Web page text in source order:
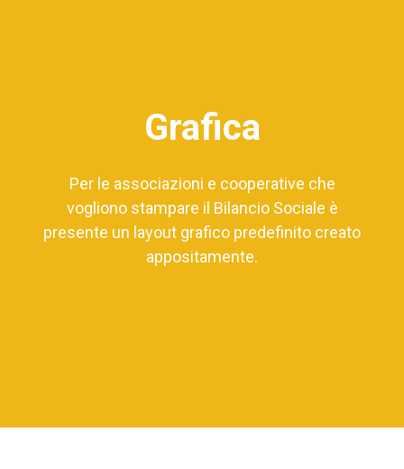
Grafica
Per le associazioni e cooperative che
vogliono stampare il Bilancio Sociale è
presente un layout grafico predefinito creato
appositamente.